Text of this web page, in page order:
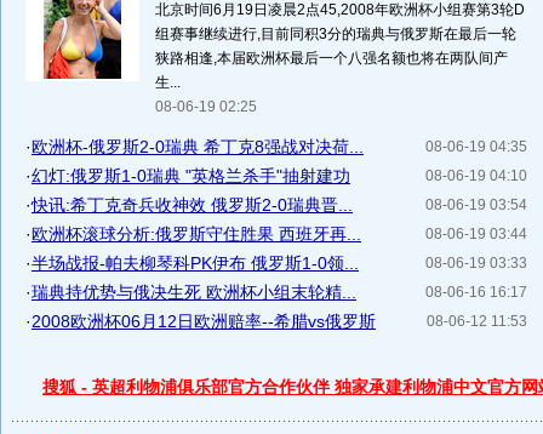
北京时间6月19日凌晨2点45,2008年欧洲杯小组赛第3轮D
组赛事继续进行,目前同积3分的瑞典与俄罗斯在最后一轮
狭路相逢,本届欧洲杯最后一个八强名额也将在两队间产
生...
08-06-19 02:25
08-06-19 04:35
·欧洲杯-俄罗斯2-0瑞典 希丁克8强战对决荷...
08-06-19 04:10
·幻灯:俄罗斯1-0瑞典 "英格兰杀手"抽射建功
08-06-19 03:54
·快讯:希丁克奇兵收神效 俄罗斯2-0瑞典晋...
08-06-19 03:44
·欧洲杯滚球分析:俄罗斯守住胜果 西班牙再...
08-06-19 03:33
·半场战报-帕夫柳琴科PK伊布 俄罗斯1-0领...
08-06-16 16:17
·瑞典持优势与俄决生死 欧洲杯小组末轮精...
08-06-12 11:53
·2008欧洲杯06月12日欧洲赔率--希腊vs俄罗斯
搜狐 - 英超利物浦俱乐部官方合作伙伴 独家承建利物浦中文官方网